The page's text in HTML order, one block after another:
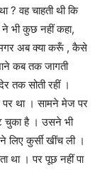
?वह चाहती थी कि
भी कुछ नहीं कहा,
अब क्या करूँ ,कैसे
कब तक जागती
तक सोती रहीं ।
पर था । सामने मेज पर
चुका है । उसने भी
कुर्सी खींच ली ।
था । पर पूछ नहीं पा